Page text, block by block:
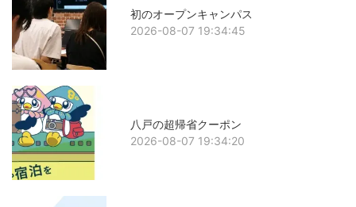
初のオープンキャンパス
2026-08-07 19:34:45
八戸の超帰省クーポン
2026-08-07 19:34:20